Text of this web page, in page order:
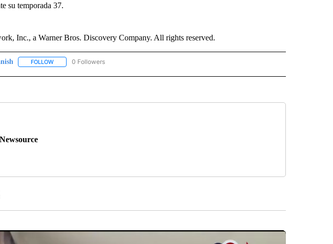
su temporada 37.
Inc., a Warner Bros. Discovery Company. All rights reserved.
FOLLOWFOLLOW "CNN - SPANISH" TO RECEIVE NOTIFICATIONS ABOUT NEW PAGES ON "CNN - SPANISH".
0 Followers